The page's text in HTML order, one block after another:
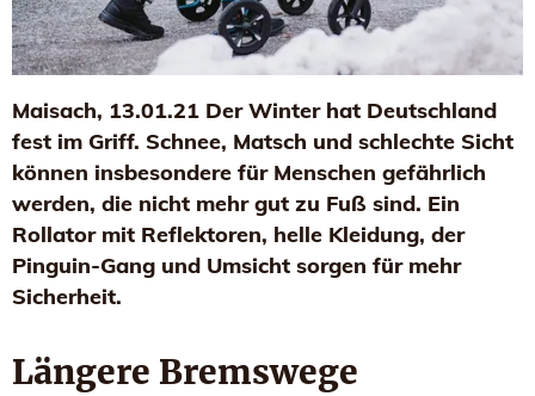
Maisach, 13.01.21 Der Winter hat Deutschland
fest im Griff. Schnee, Matsch und schlechte Sicht
können insbesondere für Menschen gefährlich
werden, die nicht mehr gut zu Fuß sind. Ein
Rollator mit Reflektoren, helle Kleidung, der
Pinguin-Gang und Umsicht sorgen für mehr
Sicherheit.
Längere Bremswege